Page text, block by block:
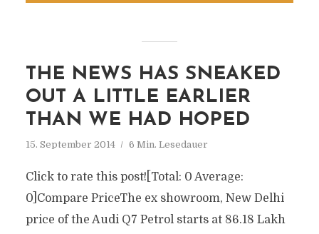
THE NEWS HAS SNEAKED
OUT A LITTLE EARLIER
THAN WE HAD HOPED
15. September 2014 6 Min. Lesedauer
Click to rate this post![Total: 0 Average:
0]Compare PriceThe ex showroom, New Delhi
price of the Audi Q7 Petrol starts at 86.18 Lakh